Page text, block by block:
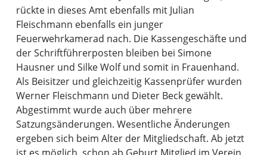
rückte in dieses Amt ebenfalls mit Julian
Fleischmann ebenfalls ein junger
Feuerwehrkamerad nach. Die Kassengeschäfte und
der Schriftführerposten bleiben bei Simone
Hausner und Silke Wolf und somit in Frauenhand.
Als Beisitzer und gleichzeitig Kassenprüfer wurden
Werner Fleischmann und Dieter Beck gewählt.
Abgestimmt wurde auch über mehrere
Satzungsänderungen. Wesentliche Änderungen
ergeben sich beim Alter der Mitgliedschaft. Ab jetzt